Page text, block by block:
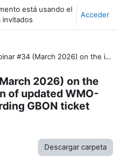
está usando el
invitados
Acceder
Webinar #34 (March 2026) on the implementation of updated WMO-No.: 1224 regarding GBON ticket management
2026) on the
of updated WMO-
GBON ticket
Descargar carpeta